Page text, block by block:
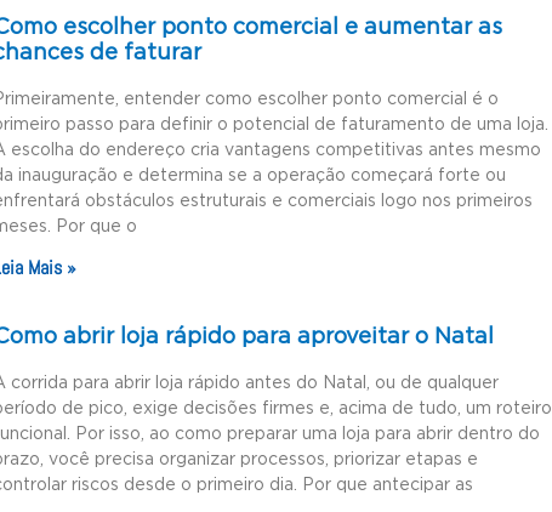
escolher ponto comercial e aumentar as
de faturar
entender como escolher ponto comercial é o
passo para definir o potencial de faturamento de uma loja.
escolha do endereço cria vantagens competitivas antes mesmo
inauguração e determina se a operação começará forte ou
obstáculos estruturais e comerciais logo nos primeiros
Por que o
Mais »
abrir loja rápido para aproveitar o Natal
corrida para abrir loja rápido antes do Natal, ou de qualquer
de pico, exige decisões firmes e, acima de tudo, um roteiro
Por isso, ao como preparar uma loja para abrir dentro do
você precisa organizar processos, priorizar etapas e
riscos desde o primeiro dia. Por que antecipar as